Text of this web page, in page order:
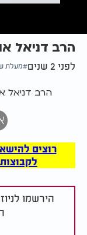
הרב דניאל
לפני 2 שנים מעלת
הרב דניאל
רוצים
לקבוצות
הירשמו